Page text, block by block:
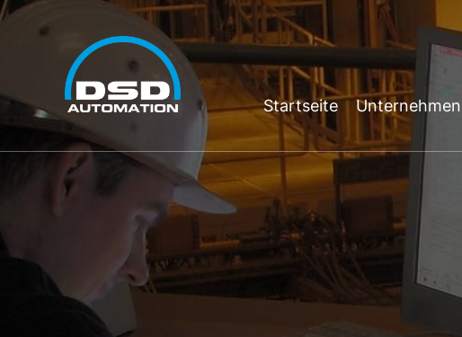
Startseite Unternehmen